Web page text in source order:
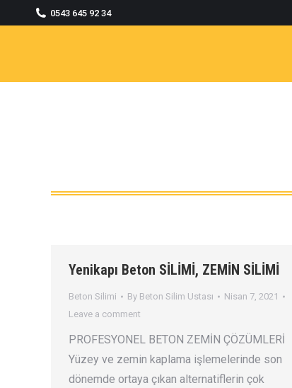
0543 645 92 34
Yenikapı Beton SİLİMİ, ZEMİN SİLİMİ
Beton Silimi By Beton Silim Ustası
Nisan 7, 2021
Leave a comment
PROFESYONEL BETON ZEMİN ÇÖZÜMLERİ
Yüzey ve zemin kaplama işlemelerinde son
dönemde ortaya çıkan alternatiflerin çok